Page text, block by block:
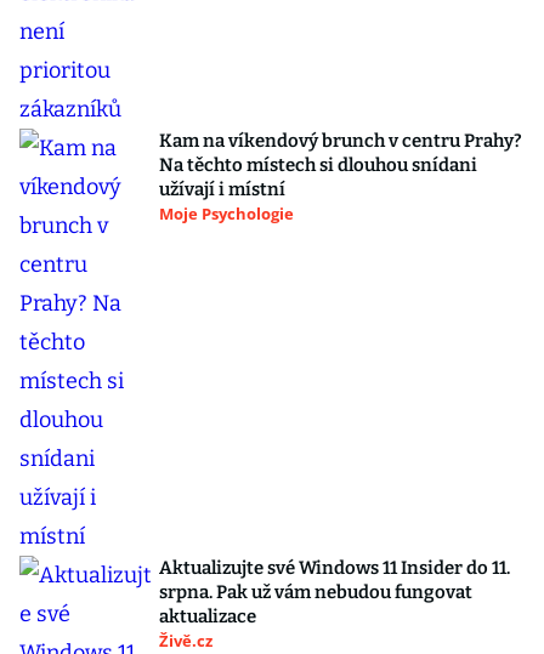
Kam na víkendový brunch v centru Prahy?
Na těchto místech si dlouhou snídani
užívají i místní
Moje Psychologie
Aktualizujte své Windows 11 Insider do 11.
srpna. Pak už vám nebudou fungovat
aktualizace
Živě.cz